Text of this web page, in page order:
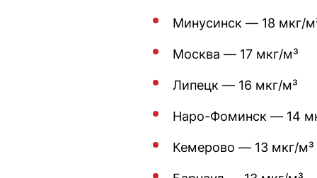
Минусинск — 18 мкг/
Москва — 17 мкг/м³
Липецк — 16 мкг/м³
Наро-Фоминск — 14
Кемерово — 13 мкг/м³